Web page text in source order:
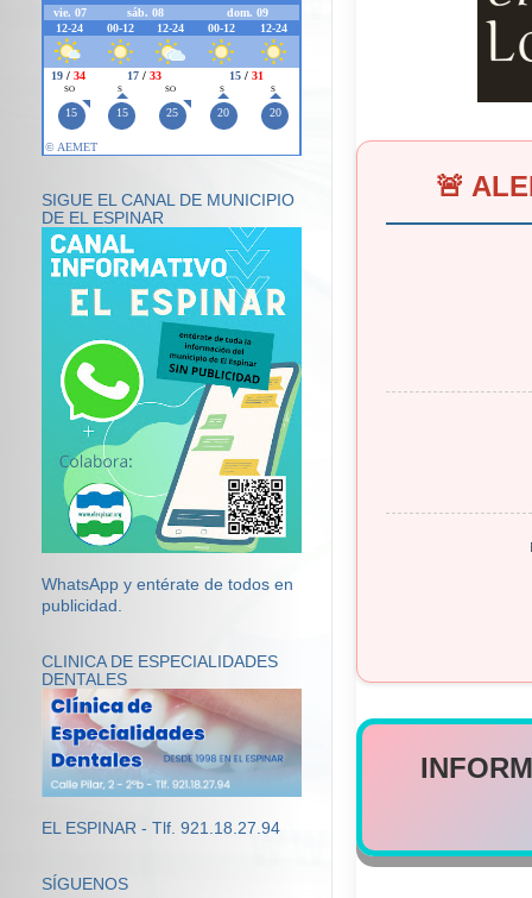
🚨
SIGUE EL CANAL DE MUNICIPIO
DE EL ESPINAR
WhatsApp y entérate de todos en
publicidad.
CLINICA DE ESPECIALIDADES
DENTALES
EL ESPINAR - Tlf. 921.18.27.94
SÍGUENOS